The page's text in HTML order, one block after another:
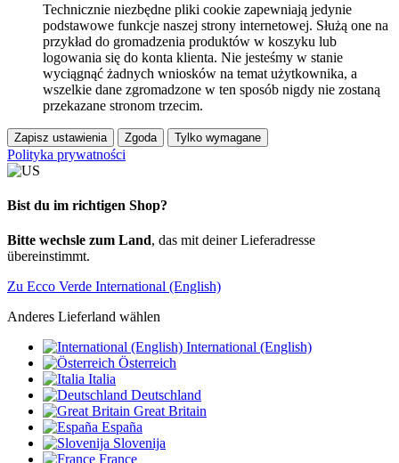
Technicznie niezbędne pliki cookie zapewniają jedynie
podstawowe funkcje naszej strony internetowej. Służą one na
przykład do gromadzenia produktów w koszyku lub
logowania się do konta klienta. Nie jesteśmy w stanie
wyciągnąć żadnych wniosków na temat użytkownika, a
wszelkie dane zgromadzone w ten sposób nigdy nie zostaną
przekazane stronom trzecim.
Zapisz ustawienia Zgoda Tylko wymagane
Polityka prywatności
Bist du im richtigen Shop?
Bitte wechsle zum Land, das mit deiner Lieferadresse
übereinstimmt.
Zu Ecco Verde International (English)
Anderes Lieferland wählen
International (English)
Österreich
Italia
Deutschland
Great Britain
España
Slovenija
France